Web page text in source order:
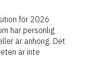
för 2026
har personlig
är anhörig. Det
är inte